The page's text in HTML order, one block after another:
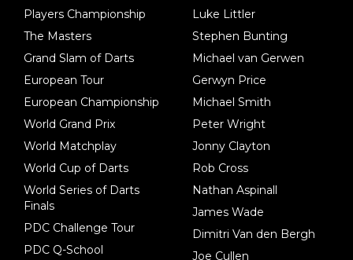
Players Championship
The Masters
Grand Slam of Darts
European Tour
European Championship
World Grand Prix
World Matchplay
World Cup of Darts
World Series of Darts
Finals
PDC Challenge Tour
PDC Q-School
Luke Littler
Stephen Bunting
Michael van Gerwen
Gerwyn Price
Michael Smith
Peter Wright
Jonny Clayton
Rob Cross
Nathan Aspinall
James Wade
Dimitri Van den Bergh
Joe Cullen